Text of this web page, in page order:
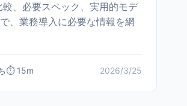
、必要スペック、実用的モデ
、業務導入に必要な情報を網
⏱️ 15m 2026/3/25